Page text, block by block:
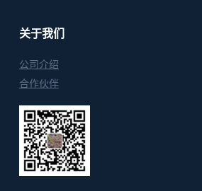
关于我们
公司介绍
合作伙伴